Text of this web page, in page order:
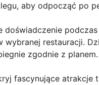
aby odpocząć po
doświadczenie
wybranej restauracji.
zgodnie z planem.
fascynujące atrakcje